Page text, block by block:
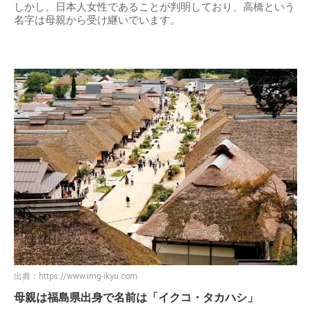
しかし、日本人女性であることが判明しており、高橋という
名字は母親から受け継いでいます。
出典： https://www.img-ikyu.com
母親は福島県出身で名前は「イクコ・タカハシ」